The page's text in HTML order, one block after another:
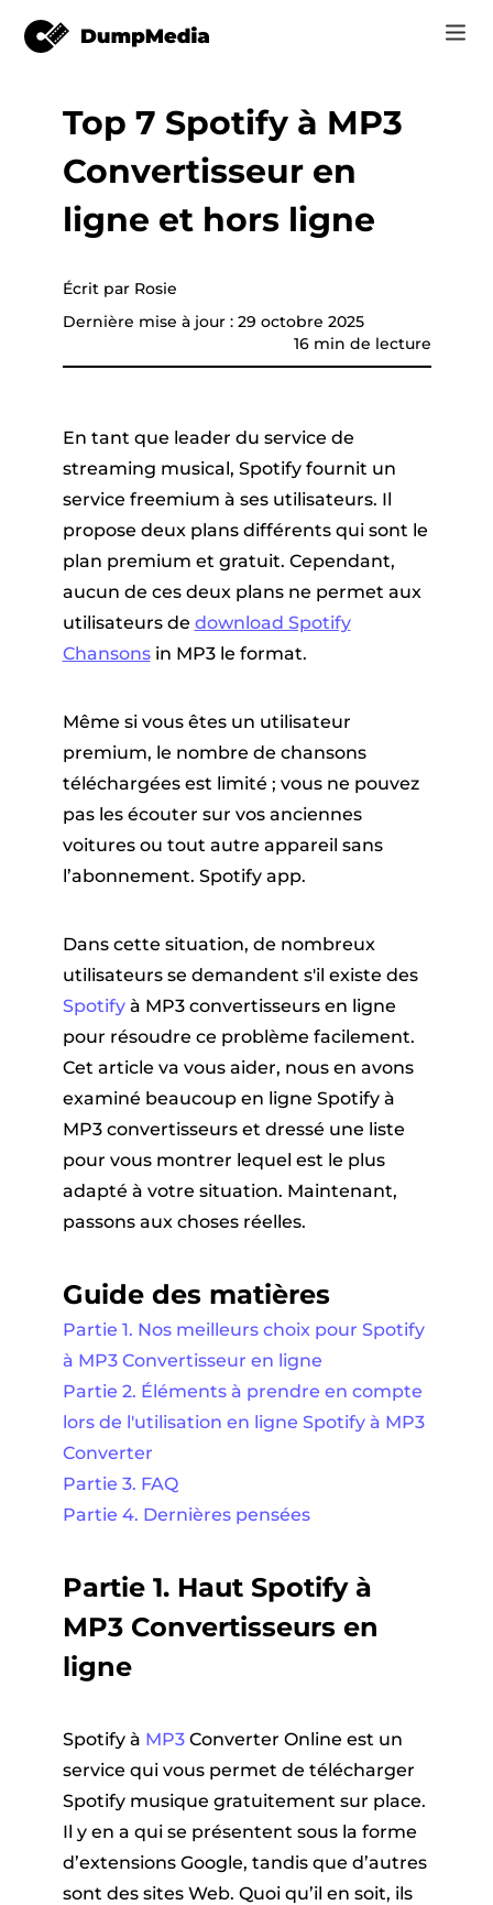
Music
de
Pandora
en ligne
SoundCloud
Vidéo
Outils en ligne
Spotify en mp3
YouTube Music à MP3
Apple Musique à MP3
Comment
Se connecter
S'inscrire
Top 7 Spotify à MP3
Convertisseur en
ligne et hors ligne
Écrit par Rosie
Dernière mise à jour : 29 octobre 2025
16 min de lecture
En tant que leader du service de
streaming musical, Spotify fournit un
service freemium à ses utilisateurs. Il
propose deux plans différents qui sont le
plan premium et gratuit. Cependant,
aucun de ces deux plans ne permet aux
utilisateurs de download Spotify
Chansonsin MP3 le format.
Même si vous êtes un utilisateur
premium, le nombre de chansons
téléchargées est limité ; vous ne pouvez
pas les écouter sur vos anciennes
voitures ou tout autre appareil sans
l’abonnement. Spotify app.
Dans cette situation, de nombreux
utilisateurs se demandent s'il existe des
Spotifyà MP3 convertisseurs en ligne
pour résoudre ce problème facilement.
Cet article va vous aider, nous en avons
examiné beaucoup en ligne Spotify à
MP3 convertisseurs et dressé une liste
pour vous montrer lequel est le plus
adapté à votre situation. Maintenant,
passons aux choses réelles.
Guide des matières
Partie 1. Nos meilleurs choix pour Spotify
à MP3 Convertisseur en ligne
Partie 2. Éléments à prendre en compte
lors de l'utilisation en ligne Spotify à MP3
Converter
Partie 3. FAQ
Partie 4. Dernières pensées
Partie 1. Haut Spotify à
MP3 Convertisseurs en
ligne
Spotify à MP3Converter Online est un
service qui vous permet de télécharger
Spotify musique gratuitement sur place.
Il y en a qui se présentent sous la forme
d’extensions Google, tandis que d’autres
sont des sites Web. Quoi qu’il en soit, ils